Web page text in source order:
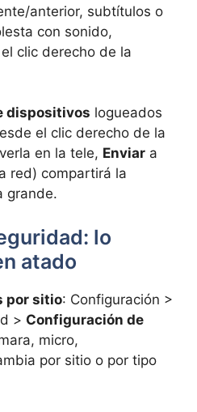
anterior, subtítulos o
con sonido,
clic derecho de la
dispositivos logueados
el clic derecho de la
en la tele, Enviar a
red) compartirá la
grande.
lo
atado
por sitio: Configuración >
> Configuración de
micro,
por sitio o por tipo